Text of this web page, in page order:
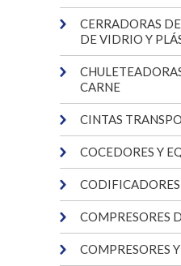
CERRADORAS
DE VIDRIO Y
CARNE
CINTAS
COCEDORES Y
COMPRESORES
COMPRESORES